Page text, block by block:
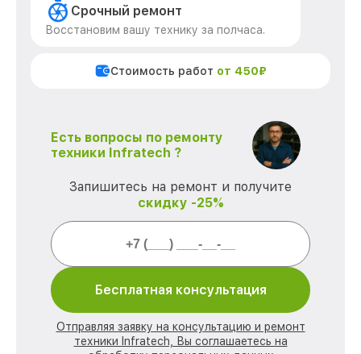
Срочный ремонт
Восстановим вашу технику за полчаса.
Стоимость работ от 450₽
Есть вопросы по ремонту
техники Infratech ?
Запишитесь на ремонт и получите
скидку -25%
Бесплатная консультация
Отправляя заявку на консультацию и ремонт
техники Infratech, Вы соглашаетесь на